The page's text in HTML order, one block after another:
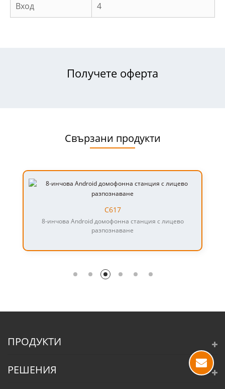
Вход 4
Получете оферта
Свързани продукти
С617
8-инчова Android домофонна станция с лицево
разпознаване
ПРОДУКТИ
РЕШЕНИЯ